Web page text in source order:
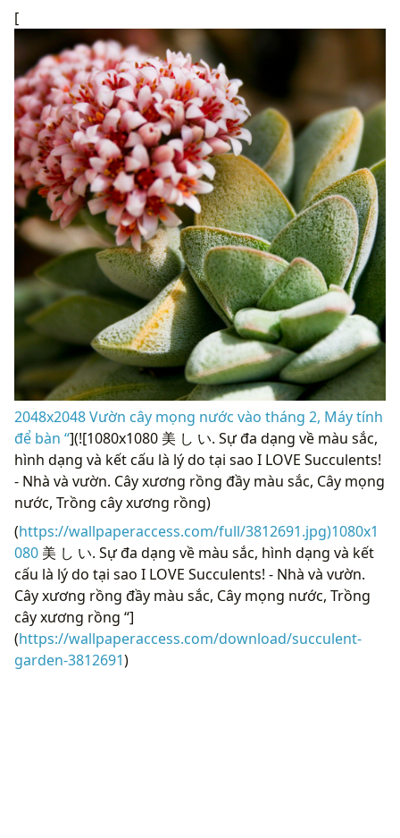
[
2048x2048 Vườn cây mọng nước vào tháng 2, Máy tính
để bàn “](![1080x1080 美 し い. Sự đa dạng về màu sắc,
hình dạng và kết cấu là lý do tại sao I LOVE Succulents!
- Nhà và vườn. Cây xương rồng đầy màu sắc, Cây mọng
nước, Trồng cây xương rồng)
(https://wallpaperaccess.com/full/3812691.jpg)1080x1
080 美 し い. Sự đa dạng về màu sắc, hình dạng và kết
cấu là lý do tại sao I LOVE Succulents! - Nhà và vườn.
Cây xương rồng đầy màu sắc, Cây mọng nước, Trồng
cây xương rồng “]
(https://wallpaperaccess.com/download/succulent-
garden-3812691)